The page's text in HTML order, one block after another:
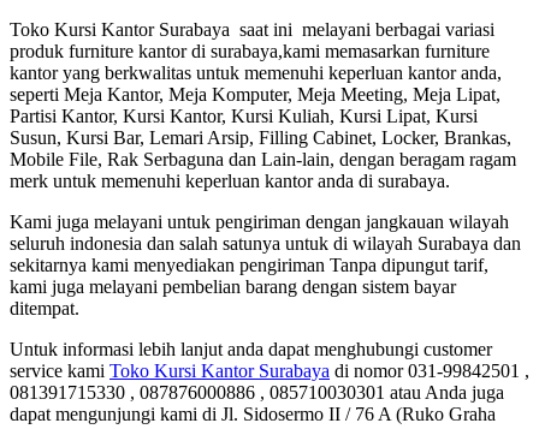
Toko Kursi Kantor Surabaya saat ini melayani berbagai variasi
produk furniture kantor di surabaya,kami memasarkan furniture
kantor yang berkwalitas untuk memenuhi keperluan kantor anda,
seperti Meja Kantor, Meja Komputer, Meja Meeting, Meja Lipat,
Partisi Kantor, Kursi Kantor, Kursi Kuliah, Kursi Lipat, Kursi
Susun, Kursi Bar, Lemari Arsip, Filling Cabinet, Locker, Brankas,
Mobile File, Rak Serbaguna dan Lain-lain, dengan beragam ragam
merk untuk memenuhi keperluan kantor anda di surabaya.
Kami juga melayani untuk pengiriman dengan jangkauan wilayah
seluruh indonesia dan salah satunya untuk di wilayah Surabaya dan
sekitarnya kami menyediakan pengiriman Tanpa dipungut tarif,
kami juga melayani pembelian barang dengan sistem bayar
ditempat.
Untuk informasi lebih lanjut anda dapat menghubungi customer
service kami Toko Kursi Kantor Surabaya di nomor 031-99842501 ,
081391715330 , 087876000886 , 085710030301 atau Anda juga
dapat mengunjungi kami di Jl. Sidosermo II / 76 A (Ruko Graha